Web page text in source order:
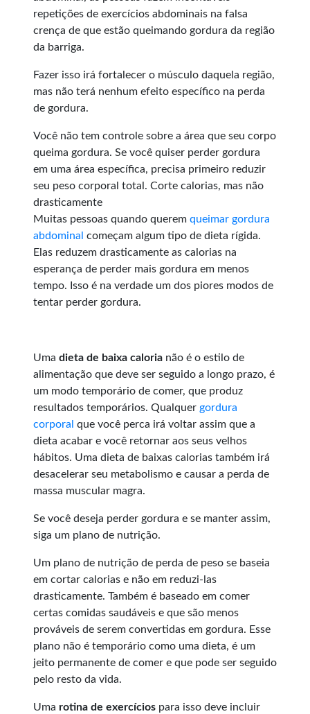
repetições de exercícios abdominais na falsa
crença de que estão queimando gordura da região
da barriga.
Fazer isso irá fortalecer o músculo daquela região,
mas não terá nenhum efeito específico na perda
de gordura.
Você não tem controle sobre a área que seu corpo
queima gordura. Se você quiser perder gordura
em uma área específica, precisa primeiro reduzir
seu peso corporal total. Corte calorias, mas não
drasticamente
Muitas pessoas quando querem queimar gordura
abdominal começam algum tipo de dieta rígida.
Elas reduzem drasticamente as calorias na
esperança de perder mais gordura em menos
tempo. Isso é na verdade um dos piores modos de
tentar perder gordura.
Uma dieta de baixa caloria não é o estilo de
alimentação que deve ser seguido a longo prazo, é
um modo temporário de comer, que produz
resultados temporários. Qualquer gordura
corporal que você perca irá voltar assim que a
dieta acabar e você retornar aos seus velhos
hábitos. Uma dieta de baixas calorias também irá
desacelerar seu metabolismo e causar a perda de
massa muscular magra.
Se você deseja perder gordura e se manter assim,
siga um plano de nutrição.
Um plano de nutrição de perda de peso se baseia
em cortar calorias e não em reduzi-las
drasticamente. Também é baseado em comer
certas comidas saudáveis e que são menos
prováveis de serem convertidas em gordura. Esse
plano não é temporário como uma dieta, é um
jeito permanente de comer e que pode ser seguido
pelo resto da vida.
Uma rotina de exercícios para isso deve incluir